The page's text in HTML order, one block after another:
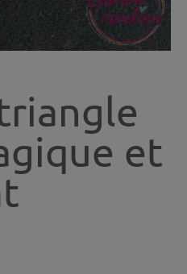
et